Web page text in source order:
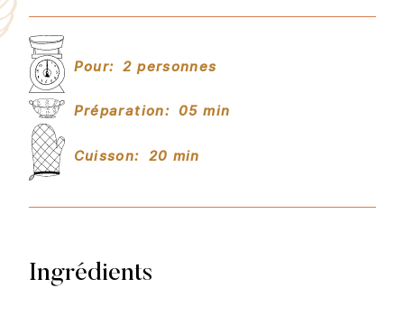
Pour: 2 personnes
Préparation: 05 min
Cuisson: 20 min
Ingrédients